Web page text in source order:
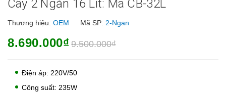
Cây 2 Ngăn 16 Lít: Mã CB-32L
Thương hiệu: OEM Mã SP: 2-Ngan
8.690.000₫ 9.500.000₫
Điện áp: 220V/50
Công suất: 235W